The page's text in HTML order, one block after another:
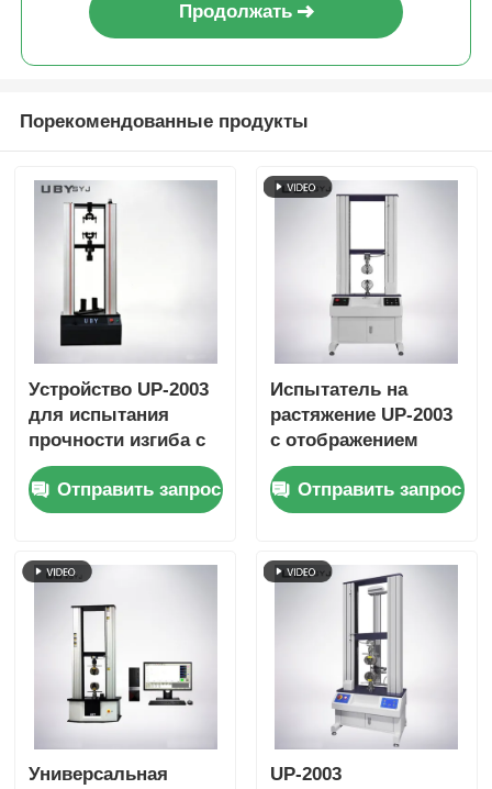
Продолжать
Порекомендованные продукты
Устройство UP-2003
для испытания
прочности изгиба с
максимальной
силой испытания от
1 кН до 1000 кН,
эффективным
Отправить запрос
Испытатель на
растяжение UP-2003
с отображением
кривой в реальном
времени, функцией
хранения данных и
Отправить запрос
Универсальная
UP-2003